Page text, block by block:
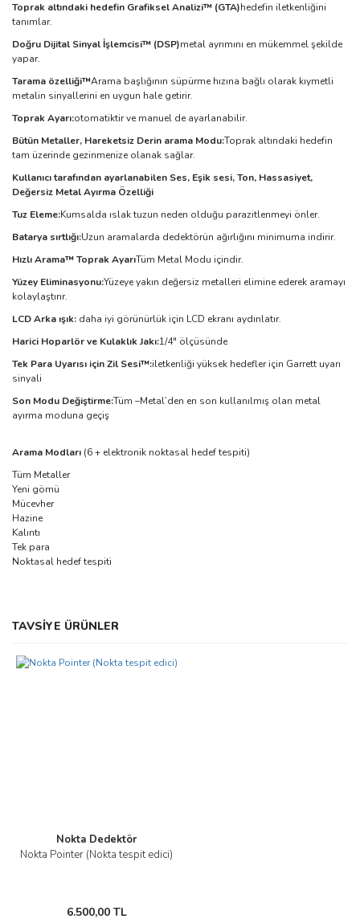
Toprak altındaki hedefin Grafiksel Analizi™ (GTA)hedefin iletkenliğini
tanımlar.
Doğru Dijital Sinyal İşlemcisi™ (DSP)metal ayrımını en mükemmel şekilde
yapar.
Tarama özelliği™Arama başlığının süpürme hızına bağlı olarak kıymetli
metalin sinyallerini en uygun hale getirir.
Toprak Ayarı:otomatiktir ve manuel de ayarlanabilir.
Bütün Metaller, Hareketsiz Derin arama Modu:Toprak altındaki hedefin
tam üzerinde gezinmenize olanak sağlar.
Kullanıcı tarafından ayarlanabilen Ses, Eşik sesi, Ton, Hassasiyet,
Değersiz Metal Ayırma Özelliği
Tuz Eleme:Kumsalda ıslak tuzun neden olduğu parazitlenmeyi önler.
Batarya sırtlığı:Uzun aramalarda dedektörün ağırlığını minimuma indirir.
Hızlı Arama™ Toprak AyarıTüm Metal Modu içindir.
Yüzey Eliminasyonu:Yüzeye yakın değersiz metalleri elimine ederek aramayı
kolaylaştırır.
LCD Arka ışık: daha iyi görünürlük için LCD ekranı aydınlatır.
Harici Hoparlör ve Kulaklık Jakı:1/4" ölçüsünde
Tek Para Uyarısı için Zil Sesi™:iletkenliği yüksek hedefler için Garrett uyarı
sinyali
Son Modu Değiştirme:Tüm –Metal’den en son kullanılmış olan metal
ayırma moduna geçiş
Arama Modları (6 + elektronik noktasal hedef tespiti)
Tüm Metaller
Yeni gömü
Mücevher
Hazine
Kalıntı
Tek para
Noktasal hedef tespiti
Bu ürünün fiyat bilgisi, resim, ürün açıklamalarında ve diğer
konularda yetersiz gördüğünüz noktaları öneri formunu kullanarak
Görüş ve önerileriniz için teşekkür ederiz.
TAVSİYE ÜRÜNLER
Nokta Dedektör
Nokta Pointer (Nokta tespit edici)
6.500,00 TL